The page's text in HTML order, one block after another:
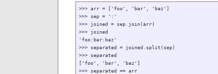
>>> arr = ['foo', 'bar', 'baz']
>>> sep = ':'
>>> joined = sep.join(arr)
>>> joined
'foo:bar:baz'
>>> separated = joined.split(sep)
>>> separated
['foo', 'bar', 'baz']
>>> separated == arr